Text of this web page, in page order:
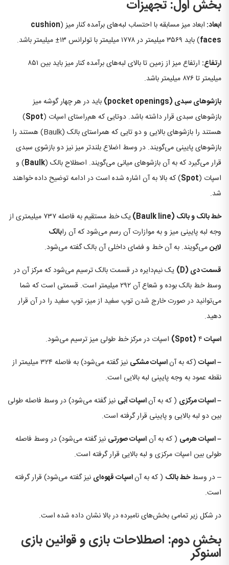
بخش اول: تجهیزات
ابعاد: ابعاد میز مسابقه با احتساب لبه‌های برآمده کنار میز (cushion
faces) باید ۳۵۶۹ میلیمتر در ۱۷۷۸ میلیمتر با تولرانس ۱۳± میلیمتر باشد.
ارتفاع:
ارتفاع میز از زمین تا بالای لبه‌های برآمده کنار میز باید بین ۸۵۱
میلیمتر تا ۸۷۶ میلیمتر باشد.
بازشوهای سبدی (pocket openings)
باید در هر چهار گوشه میز
بازشوهای سبدی قرار داشته باشد. دوتایی که هم‌راستای اسپات (Spot
)
هستند را بازشوهای بالایی و دو تایی که همراستای بالک (Baulk) هستند را
بازشوهای پایینی می‌گویند. در وسط اضلاع بلندتر میز نیز دو بازشوی سبدی
قرار می‌گیرد که به آن بازشوهای میانی می‌گویند. اصطلاح بالک (Baulk) و
اسپات (Spot) که بالا به آن اشاره شده است در ادامه توضیح داده خواهند
شد.
خط بالک و بالک (Baulk line)
یک خط مستقیم به فاصله ۷۳۷ میلیمتری از
وجه لبه پایینی میز و به موازارت آن رسم می‌شود که آن رابالک
لاینمی‌گویند. به آن خط و فضای داخلی آن بالک گفته می‌شود.
قسمت دی (D)
یک نیم‌دایره در قسمت بالک ترسیم می‌شود که مرکز آن در
وسط خط بالک بوده و شعاع آن ۲۹۲ میلیمتر است. قسمتی است که شما
می‌توانید در صورت خارج شدن توپ سفید از میز، توپ سفید را در آن قرار
دهید.
اسپات۴ ) اسپات در مرکز خط طولی میز ترسیم می‌شود.
– اسپات (که به آناسپات مشکی
نیز گفته می‌شود) به فاصله ۳۲۴ میلیمتر از
نقطه‌ عمود به وجه پایینی لبه بالایی است.
– اسپات مرکزی ( که به آناسپات آبی نیز گفته می‌شود) در وسط فاصله طولی
بین دو لبه بالایی و پایینی قرار گرفته است.
– اسپات هرمی ( که به آناسپات صورتی نیز گفته می‌شود) در وسط فاصله
طولی بین اسپات مرکزی و لبه بالایی قرار گرفته است.
– در وسطخط بالک ( که به آناسپات قهوه‌ای نیز گفته می‌شود) قرار گرفته
است.
در شکل زیر تمامی بخش‌های نامبرده در بالا نشان داده شده است.
بخش دوم: اصطلاحات بازی و قوانین بازی
اسنوکر